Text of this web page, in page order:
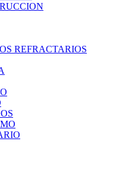
REFRACTARIOS